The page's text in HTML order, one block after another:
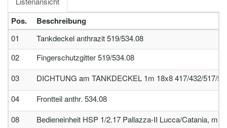
Pos. Beschreibung
01
Tankdeckel anthrazit 519/534.08
02
Fingerschutzgitter 519/534.08
03
DICHTUNG am TANKDECKEL 1m 18x8 417/432/517/
04
Frontteil anthr. 534.08
08
Bedieneinheit HSP 1/2.17 Pallazza-II Lucca/Catania, mit